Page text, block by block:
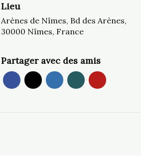
Lieu
Arènes de Nîmes, Bd des Arènes,
30000 Nîmes, France
Partager avec des amis